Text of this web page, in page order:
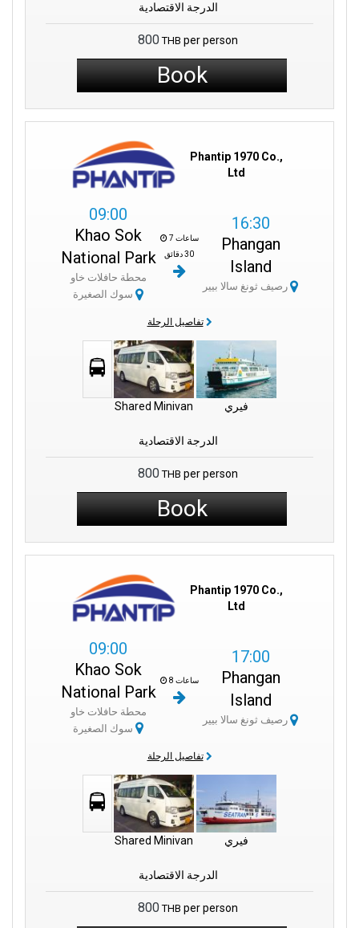
الدرجة الاقتصادية
800 THB per person
Book
Phantip 1970 Co.,
Ltd
09:00
Khao Sok
National Park
محطة حافلات خاو
سوك الصغيرة
7 ساعات
30 دقائق
16:30
Phangan
Island
رصيف ثونغ سالا بيير
تفاصيل الرحلة
Shared Minivan فيري
الدرجة الاقتصادية
800 THB per person
Book
Phantip 1970 Co.,
Ltd
09:00
Khao Sok
National Park
محطة حافلات خاو
سوك الصغيرة
8 ساعات
17:00
Phangan
Island
رصيف ثونغ سالا بيير
تفاصيل الرحلة
Shared Minivan فيري
الدرجة الاقتصادية
800 THB per person